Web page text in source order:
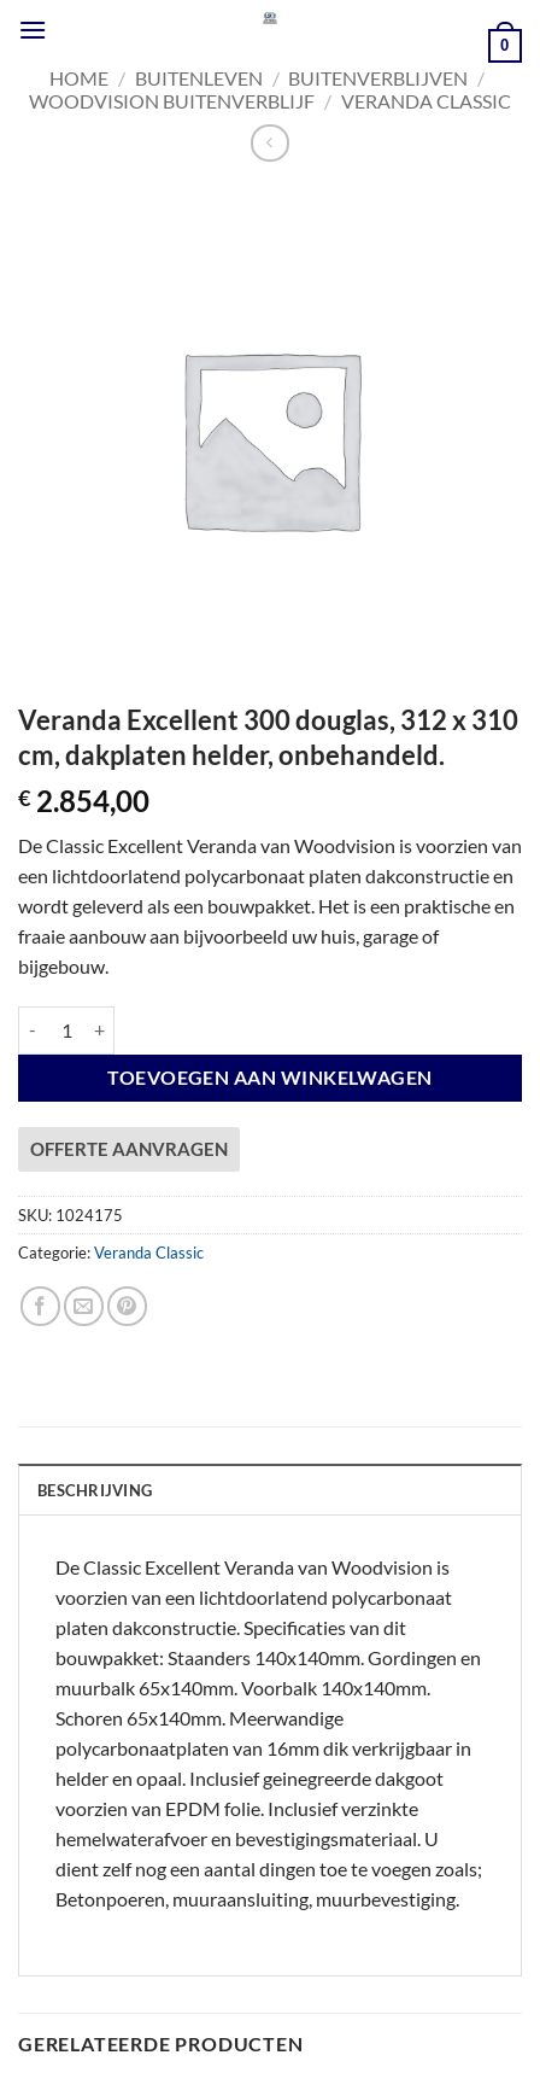
naar
inhoud
0
HOME / BUITENLEVEN / BUITENVERBLIJVEN /
WOODVISION BUITENVERBLIJF / VERANDA CLASSIC
Veranda Excellent 300 douglas, 312 x 310
cm, dakplaten helder, onbehandeld.
€ 2.854,00
De Classic Excellent Veranda van Woodvision is voorzien van
een lichtdoorlatend polycarbonaat platen dakconstructie en
wordt geleverd als een bouwpakket. Het is een praktische en
fraaie aanbouw aan bijvoorbeeld uw huis, garage of
bijgebouw.
TOEVOEGEN AAN WINKELWAGEN
OFFERTE AANVRAGEN
SKU: 1024175
Categorie:Veranda Classic
BESCHRIJVING
De Classic Excellent Veranda van Woodvision is
voorzien van een lichtdoorlatend polycarbonaat
platen dakconstructie. Specificaties van dit
bouwpakket: Staanders 140x140mm. Gordingen en
muurbalk 65x140mm. Voorbalk 140x140mm.
Schoren 65x140mm. Meerwandige
polycarbonaatplaten van 16mm dik verkrijgbaar in
helder en opaal. Inclusief geinegreerde dakgoot
voorzien van EPDM folie. Inclusief verzinkte
hemelwaterafvoer en bevestigingsmateriaal. U
dient zelf nog een aantal dingen toe te voegen zoals;
Betonpoeren, muuraansluiting, muurbevestiging.
GERELATEERDE PRODUCTEN